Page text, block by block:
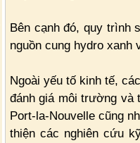
Bên cạnh đó, quy trình
nguồn cung hydro xanh
Ngoài yếu tố kinh tế,
đánh giá môi trường và
Port-la-Nouvelle cũng
thiện các nghiên cứu